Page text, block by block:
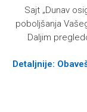
©
Sajt „Dunav
poboljšanja
Daljim
Detaljnije: